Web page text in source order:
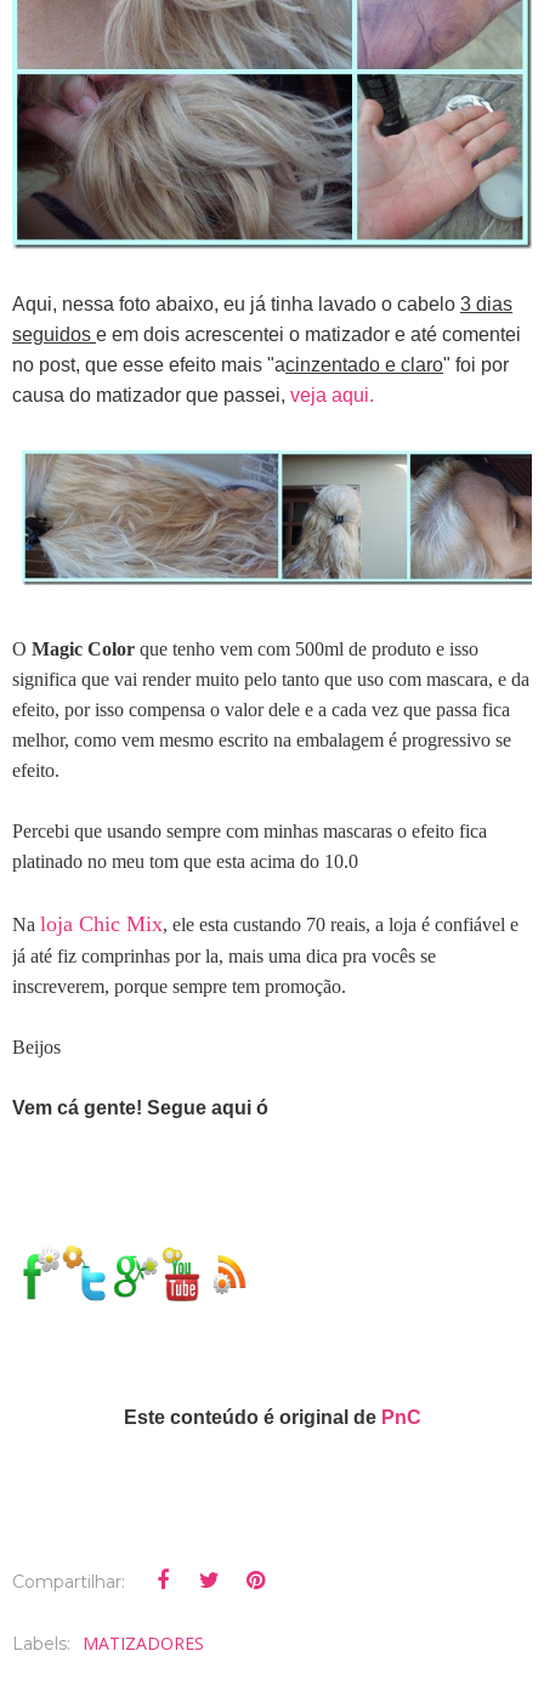
Aqui, nessa foto abaixo, eu já tinha lavado o cabelo 3 dias
seguidos e em dois acrescentei o matizador e até comentei
no post, que esse efeito mais "acinzentado e claro" foi por
causa do matizador que passei, veja aqui.
O Magic Color que tenho vem com 500ml de produto e isso
significa que vai render muito pelo tanto que uso com mascara, e da
efeito, por isso compensa o valor dele e a cada vez que passa fica
melhor, como vem mesmo escrito na embalagem é progressivo se
efeito.
Percebi que usando sempre com minhas mascaras o efeito fica
platinado no meu tom que esta acima do 10.0
Na loja Chic Mix, ele esta custando 70 reais, a loja é confiável e
já até fiz comprinhas por la, mais uma dica pra vocês se
inscreverem, porque sempre tem promoção.
Beijos
Vem cá gente! Segue aqui ó
Este conteúdo é original de PnC
Compartilhar:
Labels: MATIZADORES